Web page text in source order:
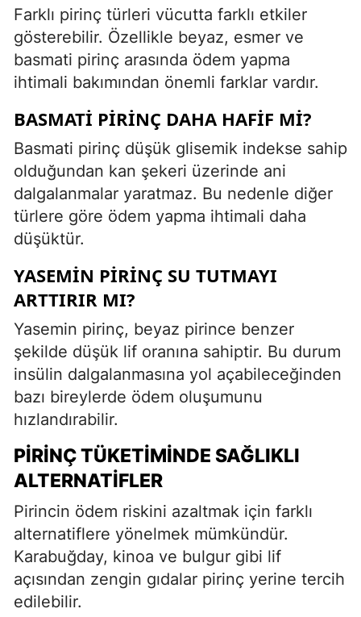
Farklı pirinç türleri vücutta farklı etkiler
gösterebilir. Özellikle beyaz, esmer ve
basmati pirinç arasında ödem yapma
ihtimali bakımından önemli farklar vardır.
BASMATI PIRINÇ DAHA HAFIF MI?
Basmati pirinç düşük glisemik indekse sahip
olduğundan kan şekeri üzerinde ani
dalgalanmalar yaratmaz. Bu nedenle diğer
türlere göre ödem yapma ihtimali daha
düşüktür.
YASEMIN PIRINÇ SU TUTMAYI
ARTTIRIR MI?
Yasemin pirinç, beyaz pirince benzer
şekilde düşük lif oranına sahiptir. Bu durum
insülin dalgalanmasına yol açabileceğinden
bazı bireylerde ödem oluşumunu
hızlandırabilir.
PIRINÇ TÜKETIMINDE SAĞLIKLI
ALTERNATIFLER
Pirincin ödem riskini azaltmak için farklı
alternatiflere yönelmek mümkündür.
Karabuğday, kinoa ve bulgur gibi lif
açısından zengin gıdalar pirinç yerine tercih
edilebilir.